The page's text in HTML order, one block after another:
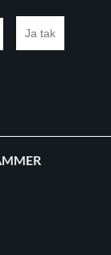
Ja tak